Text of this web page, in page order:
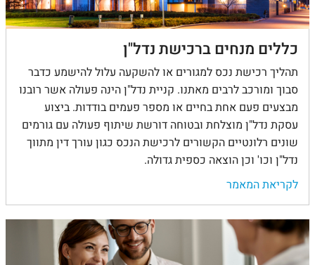
כללים מנחים ברכישת נדל"ן
תהליך רכישת נכס למגורים או להשקעה עלול להישמע כדבר
סבוך ומורכב לרבים מאתנו. קניית נדל"ן הינה פעולה אשר רובנו
מבצעים פעם אחת בחיים או מספר פעמים בודדות. ביצוע
עסקת נדל"ן מוצלחת ובטוחה דורשת שיתוף פעולה עם גורמים
שונים רלונטיים הקשורים לרכישת הנכס כגון עורך דין מתווך
נדל"ן וכו' וכן הוצאה כספית גדולה.
לקריאת המאמר